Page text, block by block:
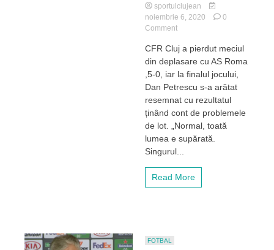
sportulclujean
noiembrie 6, 2020
0
Commenton
realist
după
înfrângerea
Roma:
„Aici
plătim
greșelile
din
CFR Cluj a pierdut meciul
din deplasare cu AS Roma
,5-0, iar la finalul jocului,
Dan Petrescu s-a arătat
resemnat cu rezultatul
ținând cont de problemele
de lot. „Normal, toată
lumea e supărată.
Singurul...
Read More
FOTBAL